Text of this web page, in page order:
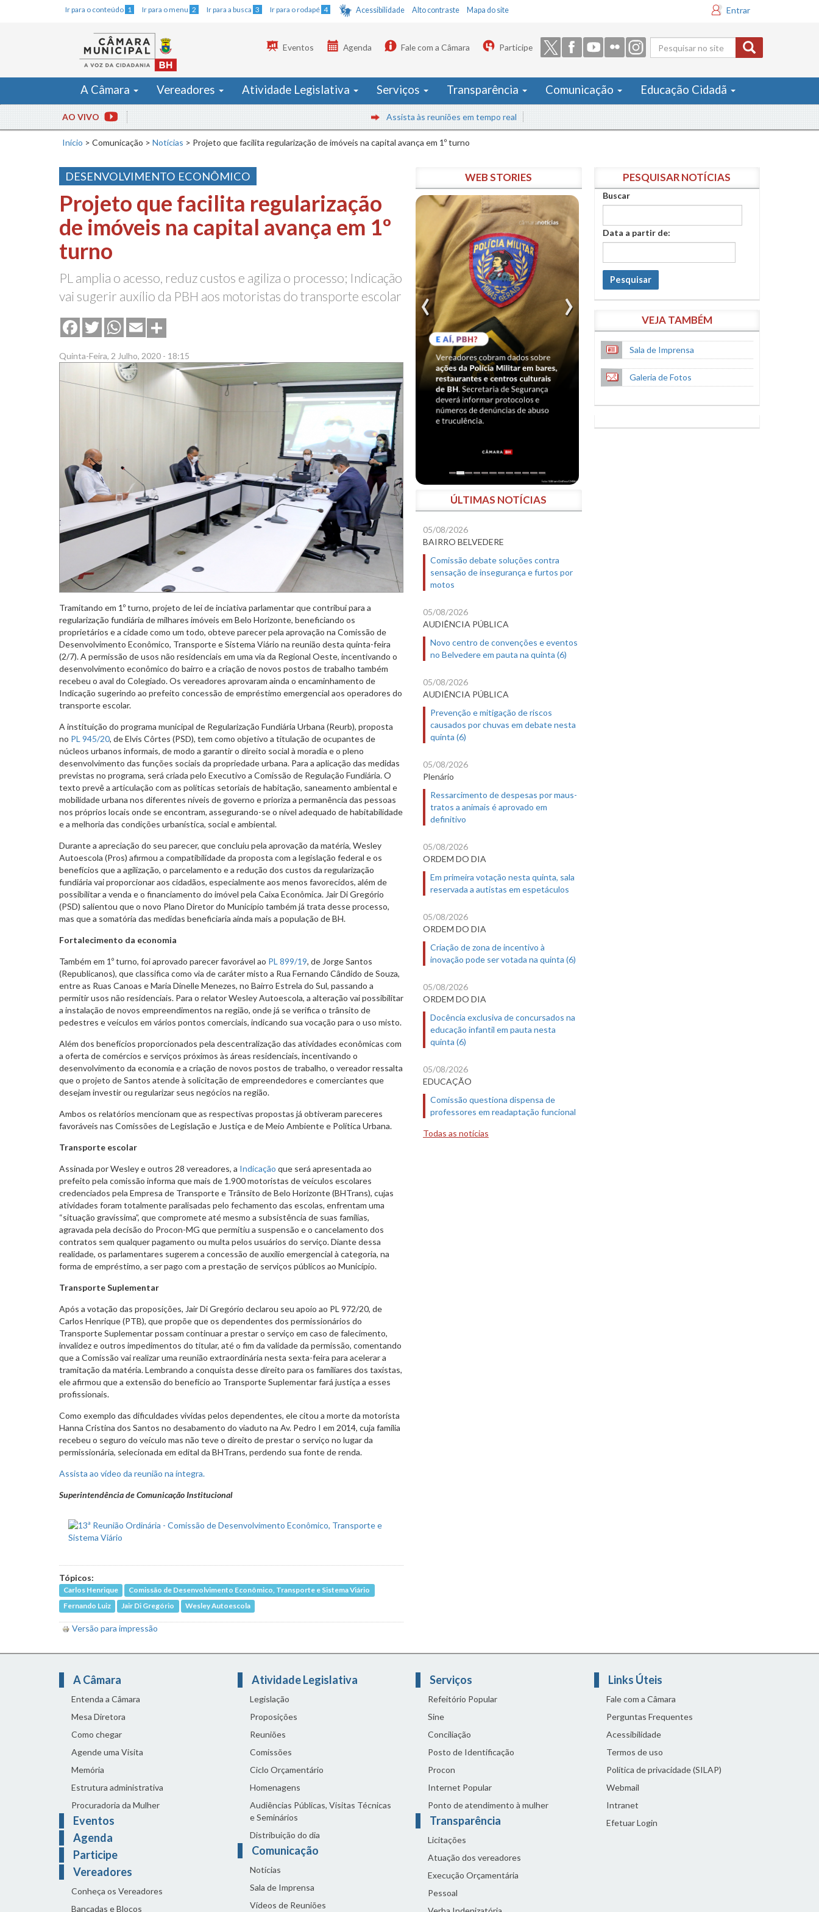
Ir para o conteúdo 1 Ir para o menu 2 Ir para a busca 3 Ir para o rodapé 4 Acessibilidade Alto contraste Mapa do site Entrar
Formulário
de busca
Eventos Agenda Fale com a Câmara Participe
A Câmara Vereadores Atividade Legislativa Serviços Transparência Comunicação Educação Cidadã
AO VIVO Assista às reuniões em tempo real
Início > Comunicação > Notícias > Projeto que facilita regularização de imóveis na capital avança em 1º turno
DESENVOLVIMENTO ECONÔMICO
Projeto que facilita regularização
de imóveis na capital avança em 1º
turno
PL amplia o acesso, reduz custos e agiliza o processo; Indicação
vai sugerir auxílio da PBH aos motoristas do transporte escolar
FacebookTwitterWhatsApp
Email
Quinta-Feira, 2 Julho, 2020 - 18:15
Tramitando em 1º turno, projeto de lei de inciativa parlamentar que contribui para a
regularização fundiária de milhares imóveis em Belo Horizonte, beneficiando os
proprietários e a cidade como um todo, obteve parecer pela aprovação na Comissão de
Desenvolvimento Econômico, Transporte e Sistema Viário na reunião desta quinta-feira
(2/7). A permissão de usos não residenciais em uma via da Regional Oeste, incentivando o
desenvolvimento econômico do bairro e a criação de novos postos de trabalho também
recebeu o aval do Colegiado. Os vereadores aprovaram ainda o encaminhamento de
Indicação sugerindo ao prefeito concessão de empréstimo emergencial aos operadores do
transporte escolar.
A instituição do programa municipal de Regularização Fundiária Urbana (Reurb), proposta
no PL 945/20, de Elvis Côrtes (PSD), tem como objetivo a titulação de ocupantes de
núcleos urbanos informais, de modo a garantir o direito social à moradia e o pleno
desenvolvimento das funções sociais da propriedade urbana. Para a aplicação das medidas
previstas no programa, será criada pelo Executivo a Comissão de Regulação Fundiária. O
texto prevê a articulação com as políticas setoriais de habitação, saneamento ambiental e
mobilidade urbana nos diferentes níveis de governo e prioriza a permanência das pessoas
nos próprios locais onde se encontram, assegurando-se o nível adequado de habitabilidade
e a melhoria das condições urbanística, social e ambiental.
Durante a apreciação do seu parecer, que concluiu pela aprovação da matéria, Wesley
Autoescola (Pros) afirmou a compatibilidade da proposta com a legislação federal e os
benefícios que a agilização, o parcelamento e a redução dos custos da regularização
fundiária vai proporcionar aos cidadãos, especialmente aos menos favorecidos, além de
possibilitar a venda e o financiamento do imóvel pela Caixa Econômica. Jair Di Gregório
(PSD) salientou que o novo Plano Diretor do Município também já trata desse processo,
mas que a somatória das medidas beneficiaria ainda mais a população de BH.
Fortalecimento da economia
Também em 1º turno, foi aprovado parecer favorável ao PL 899/19, de Jorge Santos
(Republicanos), que classifica como via de caráter misto a Rua Fernando Cândido de Souza,
entre as Ruas Canoas e Maria Dinelle Menezes, no Bairro Estrela do Sul, passando a
permitir usos não residenciais. Para o relator Wesley Autoescola, a alteração vai possibilitar
a instalação de novos empreendimentos na região, onde já se verifica o trânsito de
pedestres e veículos em vários pontos comerciais, indicando sua vocação para o uso misto.
Além dos benefícios proporcionados pela descentralização das atividades econômicas com
a oferta de comércios e serviços próximos às áreas residenciais, incentivando o
desenvolvimento da economia e a criação de novos postos de trabalho, o vereador ressalta
que o projeto de Santos atende à solicitação de empreendedores e comerciantes que
desejam investir ou regularizar seus negócios na região.
Ambos os relatórios mencionam que as respectivas propostas já obtiveram pareceres
favoráveis nas Comissões de Legislação e Justiça e de Meio Ambiente e Política Urbana.
Transporte escolar
Assinada por Wesley e outros 28 vereadores, a Indicação que será apresentada ao
prefeito pela comissão informa que mais de 1.900 motoristas de veículos escolares
credenciados pela Empresa de Transporte e Trânsito de Belo Horizonte (BHTrans), cujas
atividades foram totalmente paralisadas pelo fechamento das escolas, enfrentam uma
“situação gravíssima”, que compromete até mesmo a subsistência de suas famílias,
agravada pela decisão do Procon-MG que permitiu a suspensão e o cancelamento dos
contratos sem qualquer pagamento ou multa pelos usuários do serviço. Diante dessa
realidade, os parlamentares sugerem a concessão de auxílio emergencial à categoria, na
forma de empréstimo, a ser pago com a prestação de serviços públicos ao Município.
Transporte Suplementar
Após a votação das proposições, Jair Di Gregório declarou seu apoio ao PL 972/20, de
Carlos Henrique (PTB), que propõe que os dependentes dos permissionários do
Transporte Suplementar possam continuar a prestar o serviço em caso de falecimento,
invalidez e outros impedimentos do titular, até o fim da validade da permissão, comentando
que a Comissão vai realizar uma reunião extraordinária nesta sexta-feira para acelerar a
tramitação da matéria. Lembrando a conquista desse direito para os familiares dos taxistas,
ele afirmou que a extensão do benefício ao Transporte Suplementar fará justiça a esses
profissionais.
Como exemplo das dificuldades vividas pelos dependentes, ele citou a morte da motorista
Hanna Cristina dos Santos no desabamento do viaduto na Av. Pedro I em 2014, cuja família
recebeu o seguro do veículo mas não teve o direito de prestar o serviço no lugar da
permissionária, selecionada em edital da BHTrans, perdendo sua fonte de renda.
Assista ao vídeo da reunião na íntegra.
Superintendência de Comunicação Institucional
Tópicos:
Carlos Henrique
Comissão de Desenvolvimento Econômico, Transporte e Sistema Viário
Fernando Luiz
Jair Di Gregório Wesley Autoescola
Versão para impressão
WEB STORIES
ÚLTIMAS NOTÍCIAS
05/08/2026
BAIRRO BELVEDERE
Comissão debate soluções contra
sensação de insegurança e furtos por
motos
05/08/2026
AUDIÊNCIA PÚBLICA
Novo centro de convenções e eventos
no Belvedere em pauta na quinta (6)
05/08/2026
AUDIÊNCIA PÚBLICA
Prevenção e mitigação de riscos
causados por chuvas em debate nesta
quinta (6)
05/08/2026
Plenário
Ressarcimento de despesas por maus-
tratos a animais é aprovado em
definitivo
05/08/2026
ORDEM DO DIA
Em primeira votação nesta quinta, sala
reservada a autistas em espetáculos
05/08/2026
ORDEM DO DIA
Criação de zona de incentivo à
inovação pode ser votada na quinta (6)
05/08/2026
ORDEM DO DIA
Docência exclusiva de concursados na
educação infantil em pauta nesta
quinta (6)
05/08/2026
EDUCAÇÃO
Comissão questiona dispensa de
professores em readaptação funcional
Todas as notícias
PESQUISAR NOTÍCIAS
Buscar
Data a partir de:
Pesquisar
VEJA TAMBÉM
Sala de Imprensa
Galeria de Fotos
A Câmara
Entenda a Câmara
Mesa Diretora
Como chegar
Agende uma Visita
Memória
Estrutura administrativa
Procuradoria da Mulher
Eventos
Agenda
Participe
Vereadores
Conheça os Vereadores
Bancadas e Blocos
Atividade Legislativa
Legislação
Proposições
Reuniões
Comissões
Ciclo Orçamentário
Homenagens
Audiências Públicas, Visitas Técnicas
e Seminários
Distribuição do dia
Comunicação
Notícias
Sala de Imprensa
Vídeos de Reuniões
Serviços
Refeitório Popular
Sine
Conciliação
Posto de Identificação
Procon
Internet Popular
Ponto de atendimento à mulher
Transparência
Licitações
Atuação dos vereadores
Execução Orçamentária
Pessoal
Links Úteis
Fale com a Câmara
Perguntas Frequentes
Acessibilidade
Termos de uso
Política de privacidade (SILAP)
Webmail
Intranet
Efetuar Login